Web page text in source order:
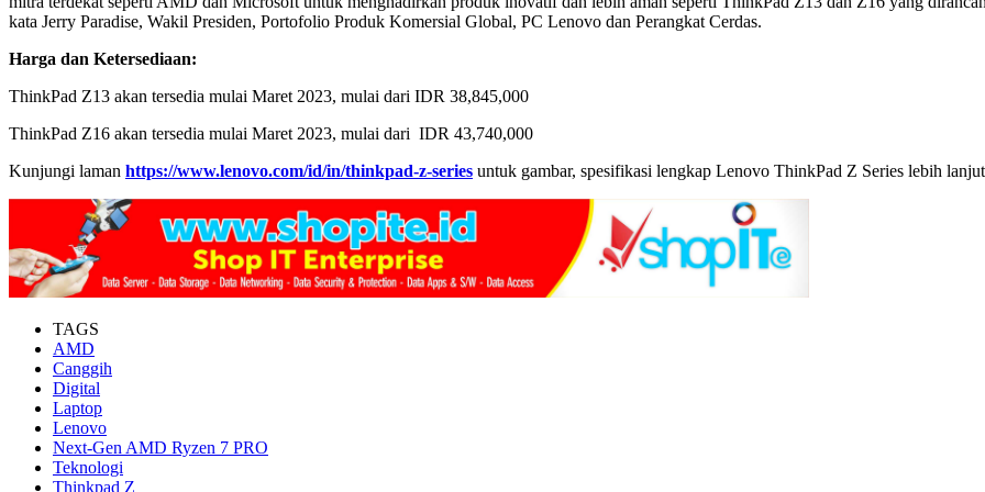
kata Jerry Paradise, Wakil Presiden, Portofolio Produk Komersial Global, PC Lenovo dan Perangkat Cerdas.
Harga dan Ketersediaan:
ThinkPad Z13 akan tersedia mulai Maret 2023, mulai dari IDR 38,845,000
ThinkPad Z16 akan tersedia mulai Maret 2023, mulai dari IDR 43,740,000
Kunjungi laman https://www.lenovo.com/id/in/thinkpad-z-series untuk gambar, spesifikasi lengkap Lenovo ThinkPad Z Series lebih
TAGS
AMD
Canggih
Digital
Laptop
Lenovo
Next-Gen AMD Ryzen 7 PRO
Teknologi
Thinkpad Z